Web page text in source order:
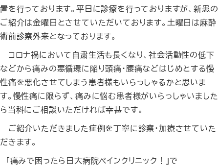
置を行っております。平日に診療を行っておりますが、新患の
ご紹介は金曜日とさせていただいております。土曜日は麻酔
術前診察外来となっております。
コロナ禍において自粛生活も長くなり、社会活動性の低下
などから痛みの悪循環に陥り頭痛・腰痛などはじめとする慢
性痛を悪化させてしまう患者様もいらっしゃるかと思いま
す。慢性痛に限らず、痛みに悩む患者様がいらっしゃいました
ら当科にご相談いただければ幸甚です。
ご紹介いただきました症例を丁寧に診察・加療させていた
だきます。
「痛みで困ったら日大病院ペインクリニック！」で